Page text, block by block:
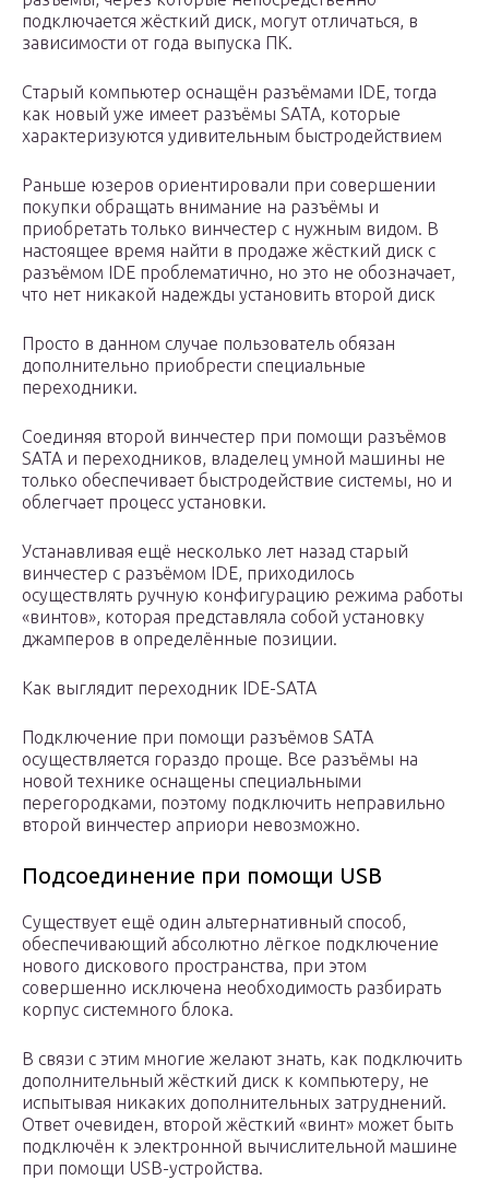
подключается жёсткий диск, могут отличаться, в
зависимости от года выпуска ПК.
Старый компьютер оснащён разъёмами IDE, тогда
как новый уже имеет разъёмы SATA, которые
характеризуются удивительным быстродействием
Раньше юзеров ориентировали при совершении
покупки обращать внимание на разъёмы и
приобретать только винчестер с нужным видом. В
настоящее время найти в продаже жёсткий диск с
разъёмом IDE проблематично, но это не обозначает,
что нет никакой надежды установить второй диск
Просто в данном случае пользователь обязан
дополнительно приобрести специальные
переходники.
Соединяя второй винчестер при помощи разъёмов
SATA и переходников, владелец умной машины не
только обеспечивает быстродействие системы, но и
облегчает процесс установки.
Устанавливая ещё несколько лет назад старый
винчестер с разъёмом IDE, приходилось
осуществлять ручную конфигурацию режима работы
«винтов», которая представляла собой установку
джамперов в определённые позиции.
Как выглядит переходник IDE-SATA
Подключение при помощи разъёмов SATA
осуществляется гораздо проще. Все разъёмы на
новой технике оснащены специальными
перегородками, поэтому подключить неправильно
второй винчестер априори невозможно.
Подсоединение при помощи USB
Существует ещё один альтернативный способ,
обеспечивающий абсолютно лёгкое подключение
нового дискового пространства, при этом
совершенно исключена необходимость разбирать
корпус системного блока.
В связи с этим многие желают знать, как подключить
дополнительный жёсткий диск к компьютеру, не
испытывая никаких дополнительных затруднений.
Ответ очевиден, второй жёсткий «винт» может быть
подключён к электронной вычислительной машине
при помощи USB-устройства.